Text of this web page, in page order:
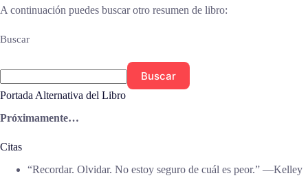
A continuación puedes buscar otro resumen de libro:
Buscar
Buscar
Portada Alternativa del Libro
Próximamente…
Citas
“Recordar. Olvidar. No estoy seguro de cuál es peor.” ―Kelley